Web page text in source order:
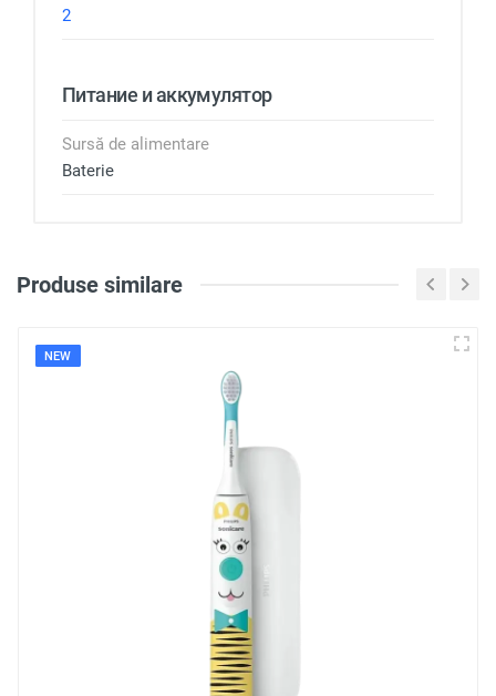
2
Питание и аккумулятор
Sursă de alimentare
Baterie
Loghează-te pentru a scri
o recenzie
Produse similare
NEW